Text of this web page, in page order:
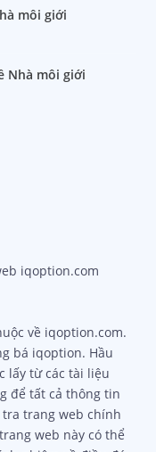
môi giới
Nhà môi giới
iqoption.com
về iqoption.com.
bá iqoption. Hầu
lấy từ các tài liệu
để tất cả thông tin
trang web chính
web này có thể